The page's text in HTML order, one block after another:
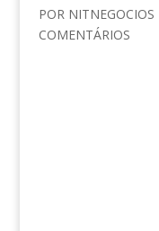
POR NITNEGOCIOS
COMENTÁRIOS